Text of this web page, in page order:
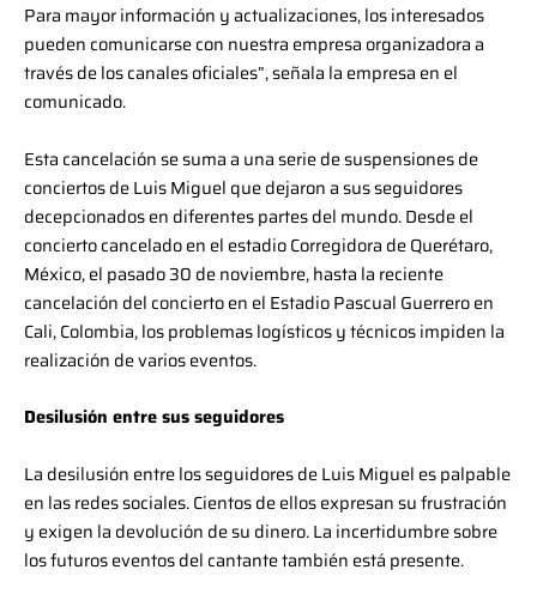
Para mayor información y actualizaciones, los interesados
pueden comunicarse con nuestra empresa organizadora a
través de los canales oficiales”, señala la empresa en el
comunicado.
Esta cancelación se suma a una serie de suspensiones de
conciertos de Luis Miguel que dejaron a sus seguidores
decepcionados en diferentes partes del mundo. Desde el
concierto cancelado en el estadio Corregidora de Querétaro,
México, el pasado 30 de noviembre, hasta la reciente
cancelación del concierto en el Estadio Pascual Guerrero en
Cali, Colombia, los problemas logísticos y técnicos impiden la
realización de varios eventos.
Desilusión entre sus seguidores
La desilusión entre los seguidores de Luis Miguel es palpable
en las redes sociales. Cientos de ellos expresan su frustración
y exigen la devolución de su dinero. La incertidumbre sobre
los futuros eventos del cantante también está presente.